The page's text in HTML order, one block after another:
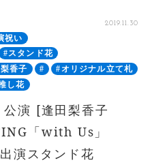
2019.11.30
祝い
#スタンド花
香子 #
#オリジナル立て札
し花
演 [逢田梨香子
「with Us」
演スタンド花